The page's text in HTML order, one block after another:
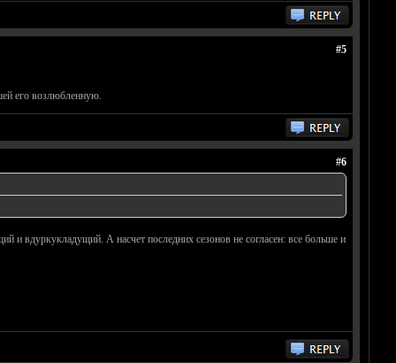
#5
его возлюбленную.
#6
и вдуркукладущий. А насчет последних сезонов не согласен: все больше и